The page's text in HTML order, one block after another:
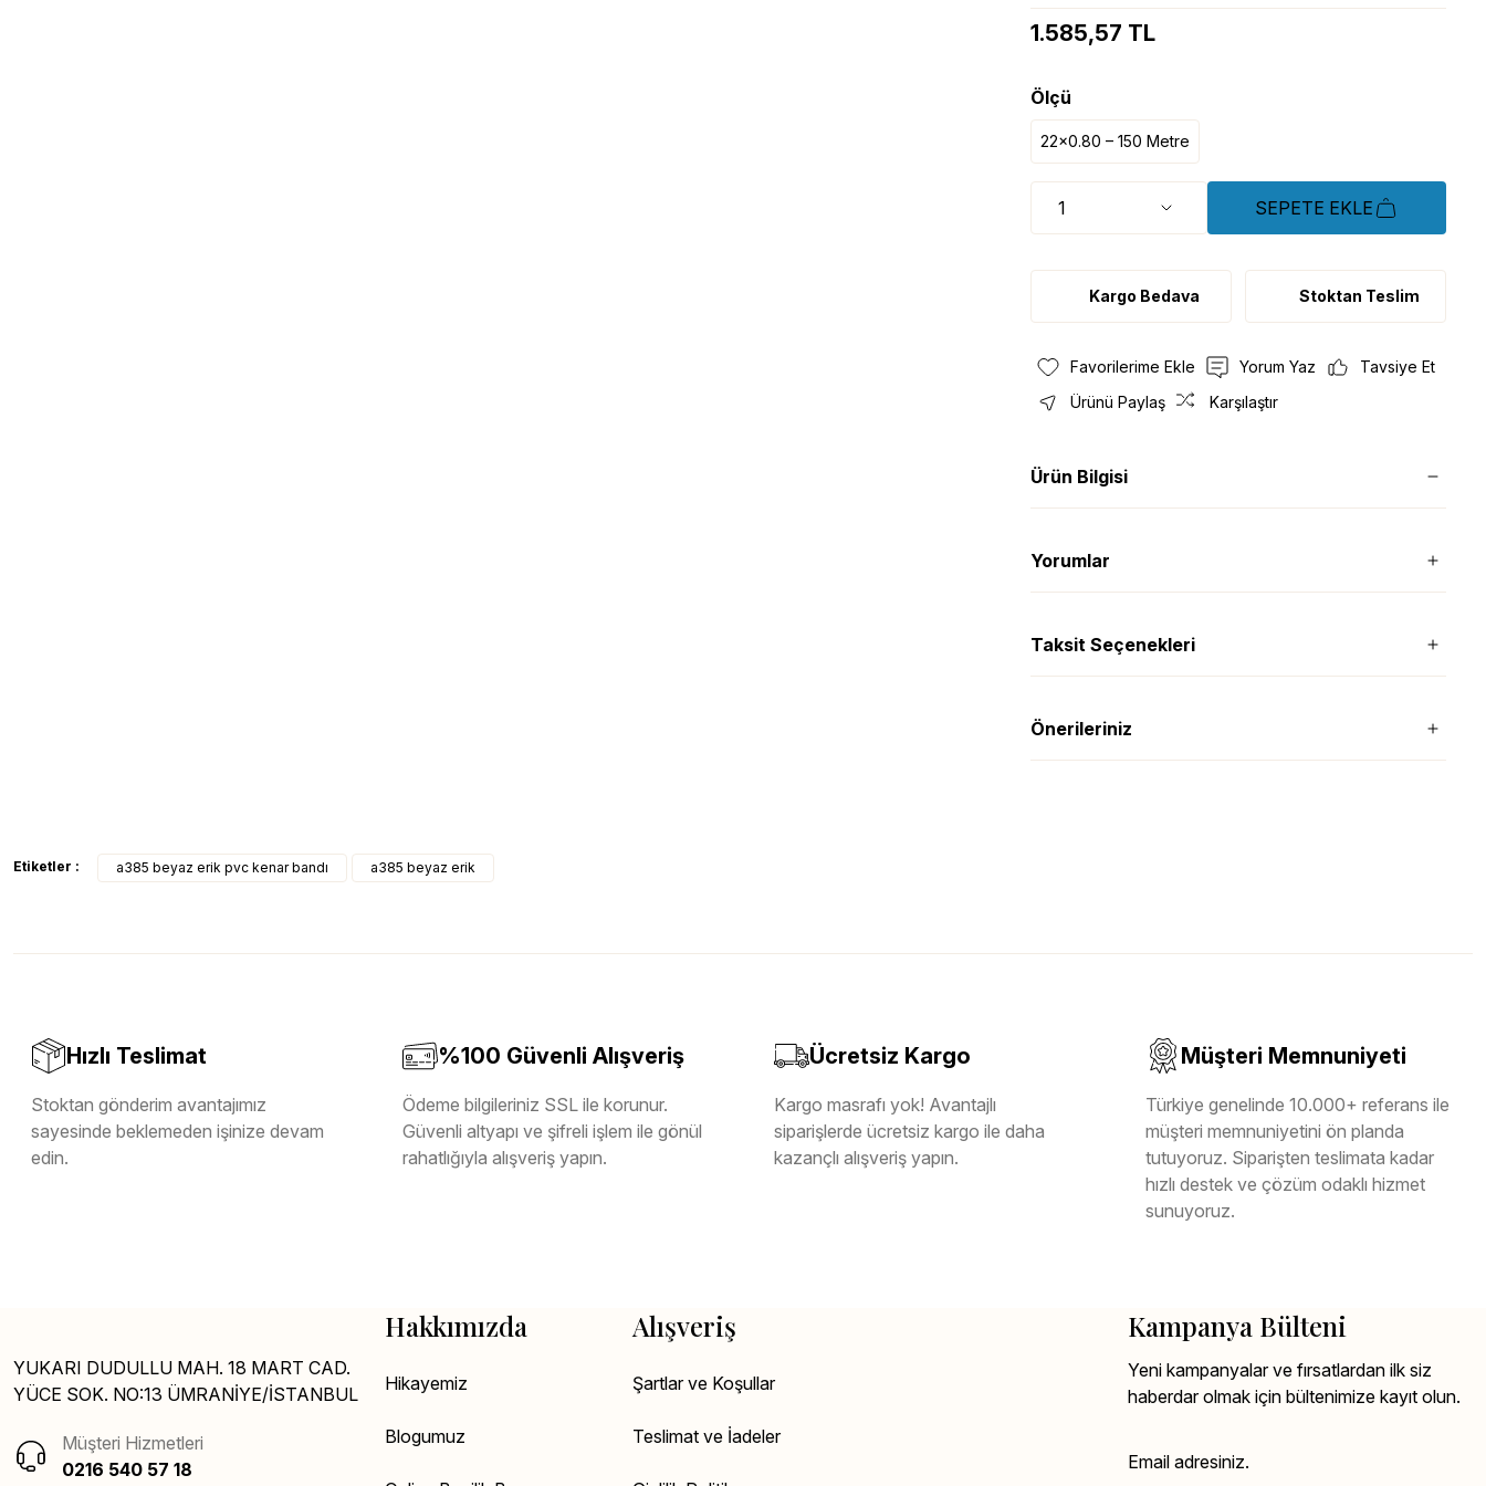
1.585,57 TL
Ölçü
22x0.80 – 150 Metre
SEPETE EKLE
Kargo Bedava Stoktan Teslim
Yorum Yaz
Tavsiye Et
Ürünü Paylaş
Karşılaştır
Ürün Bilgisi
Yorumlar
Taksit Seçenekleri
Önerileriniz
Etiketler : a385 beyaz erik pvc kenar bandı a385 beyaz erik
Hızlı Teslimat
Stoktan gönderim avantajımız
sayesinde beklemeden işinize devam
edin.
%100 Güvenli Alışveriş
Ödeme bilgileriniz SSL ile korunur.
Güvenli altyapı ve şifreli işlem ile gönül
rahatlığıyla alışveriş yapın.
Ücretsiz Kargo
Kargo masrafı yok! Avantajlı
siparişlerde ücretsiz kargo ile daha
kazançlı alışveriş yapın.
Müşteri Memnuniyeti
Türkiye genelinde 10.000+ referans ile
müşteri memnuniyetini ön planda
tutuyoruz. Siparişten teslimata kadar
hızlı destek ve çözüm odaklı hizmet
sunuyoruz.
YUKARI DUDULLU MAH. 18 MART CAD.
YÜCE SOK. NO:13 ÜMRANİYE/İSTANBUL
Müşteri Hizmetleri
0216 540 57 18
Hakkımızda
Hikayemiz
Blogumuz
Alışveriş
Şartlar ve Koşullar
Teslimat ve İadeler
Kampanya Bülteni
Yeni kampanyalar ve fırsatlardan ilk siz
haberdar olmak için bültenimize kayıt olun.